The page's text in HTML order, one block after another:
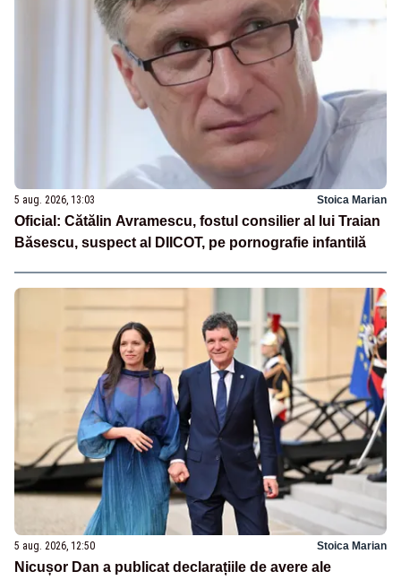
5 aug. 2026, 13:03 Stoica Marian
Oficial: Cătălin Avramescu, fostul consilier al lui Traian
Băsescu, suspect al DIICOT, pe pornografie infantilă
5 aug. 2026, 12:50 Stoica Marian
Nicușor Dan a publicat declarațiile de avere ale